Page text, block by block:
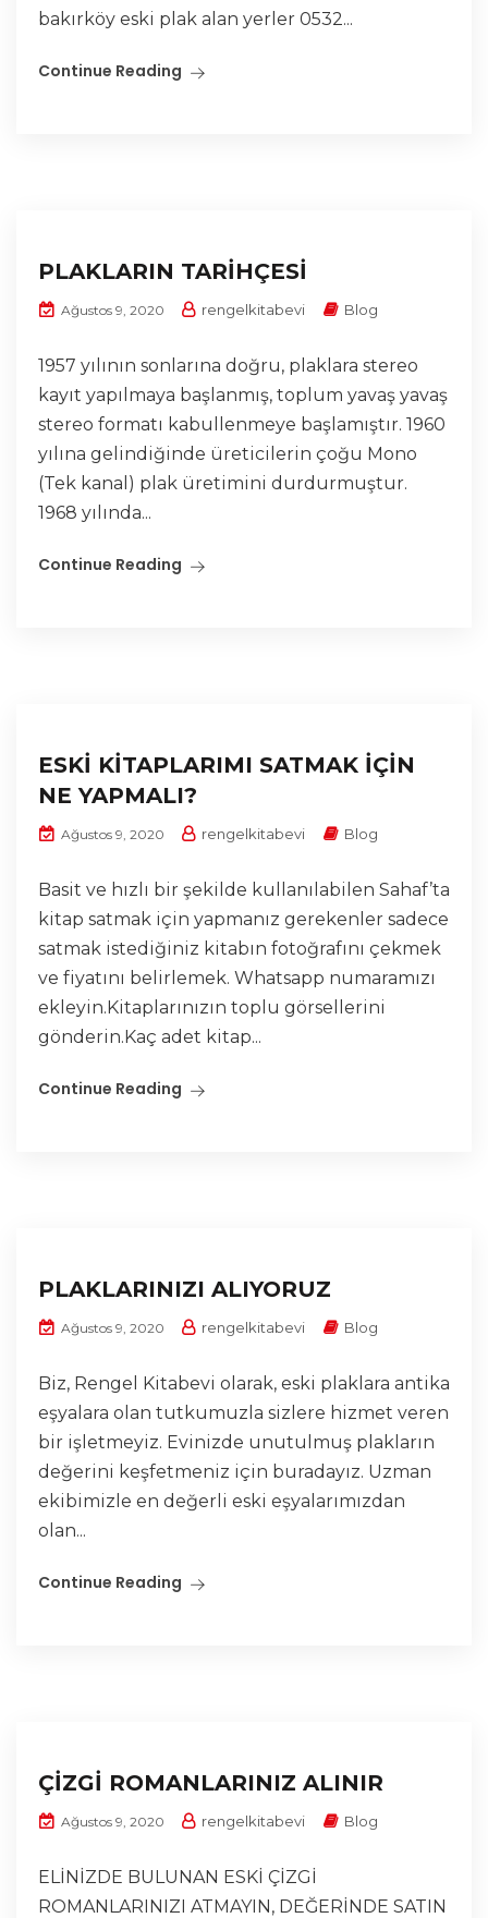
bakırköy eski plak alan yerler 0532...
Continue Reading
PLAKLARIN TARİHÇESİ
Ağustos 9, 2020 rengelkitabevi Blog
1957 yılının sonlarına doğru, plaklara stereo
kayıt yapılmaya başlanmış, toplum yavaş yavaş
stereo formatı kabullenmeye başlamıştır. 1960
yılına gelindiğinde üreticilerin çoğu Mono
(Tek kanal) plak üretimini durdurmuştur.
1968 yılında...
Continue Reading
ESKİ KİTAPLARIMI SATMAK İÇİN
NE YAPMALI?
Ağustos 9, 2020 rengelkitabevi Blog
Basit ve hızlı bir şekilde kullanılabilen Sahaf’ta
kitap satmak için yapmanız gerekenler sadece
satmak istediğiniz kitabın fotoğrafını çekmek
ve fiyatını belirlemek. Whatsapp numaramızı
ekleyin.Kitaplarınızın toplu görsellerini
gönderin.Kaç adet kitap...
Continue Reading
PLAKLARINIZI ALIYORUZ
Ağustos 9, 2020 rengelkitabevi Blog
Biz, Rengel Kitabevi olarak, eski plaklara antika
eşyalara olan tutkumuzla sizlere hizmet veren
bir işletmeyiz. Evinizde unutulmuş plakların
değerini keşfetmeniz için buradayız. Uzman
ekibimizle en değerli eski eşyalarımızdan
olan...
Continue Reading
ÇİZGİ ROMANLARINIZ ALINIR
Ağustos 9, 2020 rengelkitabevi Blog
ELİNİZDE BULUNAN ESKİ ÇİZGİ
ROMANLARINIZI ATMAYIN, DEĞERİNDE SATIN